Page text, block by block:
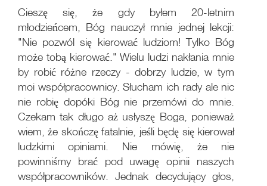
Cieszę się, że gdy byłem 20-letnim
młodzieńcem, Bóg nauczył mnie jednej lekcji:
"Nie pozwól się kierować ludziom! Tylko Bóg
może tobą kierować." Wielu ludzi nakłania mnie
by robić różne rzeczy - dobrzy ludzie, w tym
moi współpracownicy. Słucham ich rady ale nic
nie robię dopóki Bóg nie przemówi do mnie.
Czekam tak długo aż usłyszę Boga, ponieważ
wiem, że skończę fatalnie, jeśli będę się kierował
ludzkimi opiniami. Nie mówię, że nie
powinniśmy brać pod uwagę opinii naszych
współpracowników. Jednak decydujący głos,